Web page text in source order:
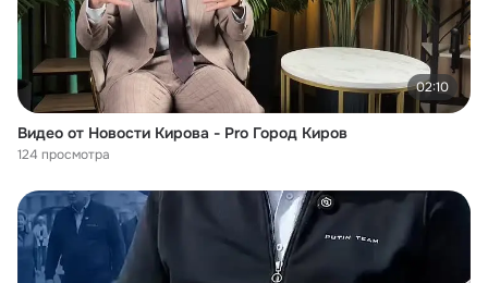
02:10
Видео от Новости Кирова - Pro Город Киров
124 просмотра